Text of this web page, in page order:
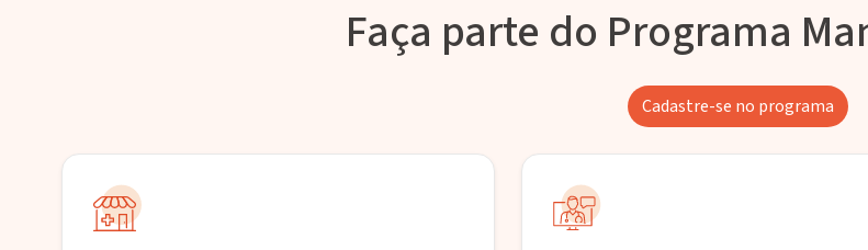
Faça parte do Programa
Cadastre-se no programa